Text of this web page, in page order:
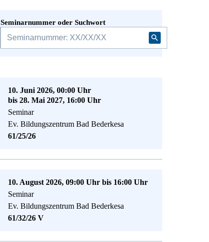
Seminarnummer oder Suchwort
10. Juni 2026, 00:00 Uhr
bis 28. Mai 2027, 16:00 Uhr
Seminar
Ev. Bildungszentrum Bad Bederkesa
61/25/26
10. August 2026, 09:00 Uhr bis 16:00 Uhr
Seminar
Ev. Bildungszentrum Bad Bederkesa
61/32/26 V